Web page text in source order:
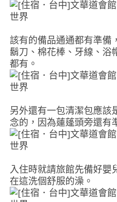
該有的備品通通都有準備
鬍刀、棉花棒、牙線、浴
都有。
另外還有一包清潔包應該
念的，因為蓮蓬頭旁還有
入住時就請旅館先備好嬰
在這洗個舒服的澡。